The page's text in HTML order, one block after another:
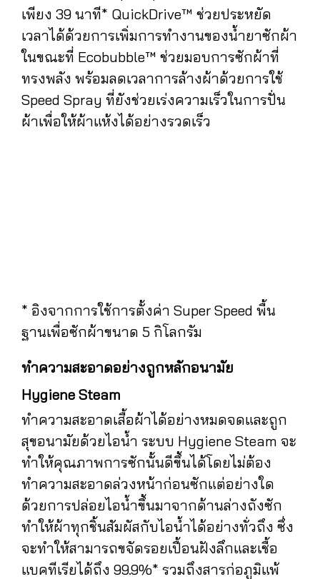
เพียง 39 นาที* QuickDrive™ ช่วยประหยัด
เวลาได้ด้วยการเพิ่มการทำงานของน้ำยาซักผ้า
ในขณะที่ Ecobubble™ ช่วยมอบการซักผ้าที่
ทรงพลัง พร้อมลดเวลาการล้างผ้าด้วยการใช้
Speed Spray ที่ยังช่วยเร่งความเร็วในการปั่น
ผ้าเพื่อให้ผ้าแห้งได้อย่างรวดเร็ว
* อิงจากการใช้การตั้งค่า Super Speed พื้น
ฐานเพื่อซักผ้าขนาด 5 กิโลกรัม
ทำความสะอาดอย่างถูกหลักอนามัย
Hygiene Steam
ทำความสะอาดเสื้อผ้าได้อย่างหมดจดและถูก
สุขอนามัยด้วยไอน้ำ ระบบ Hygiene Steam จะ
ทำให้คุณภาพการซักนั้นดีขึ้นได้โดยไม่ต้อง
ทำความสะอาดล่วงหน้าก่อนซักแต่อย่างใด
ด้วยการปล่อยไอน้ำขึ้นมาจากด้านล่างถังซัก
ทำให้ผ้าทุกชิ้นสัมผัสกับไอน้ำได้อย่างทั่วถึง ซึ่ง
จะทำให้สามารถขจัดรอยเปื้อนฝังลึกและเชื้อ
แบคทีเรียได้ถึง 99.9%* รวมถึงสารก่อภูมิแพ้